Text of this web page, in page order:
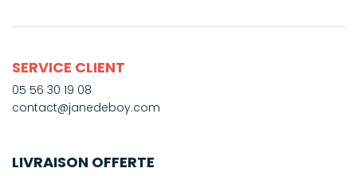
SERVICE CLIENT
05 56 30 19 08
contact@janedeboy.com
LIVRAISON OFFERTE